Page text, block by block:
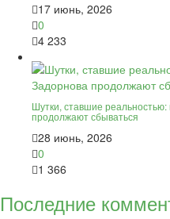
17 июнь, 2026
0
4 233
Шутки, ставшие
продолжают сбываться
28 июнь, 2026
0
1 366
Последние